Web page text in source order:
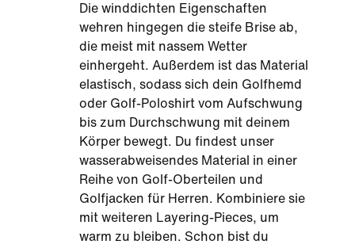
Die winddichten Eigenschaften
wehren hingegen die steife Brise ab,
die meist mit nassem Wetter
einhergeht. Außerdem ist das Material
elastisch, sodass sich dein Golfhemd
oder Golf-Poloshirt vom Aufschwung
bis zum Durchschwung mit deinem
Körper bewegt. Du findest unser
wasserabweisendes Material in einer
Reihe von Golf-Oberteilen und
Golfjacken für Herren. Kombiniere sie
mit weiteren Layering-Pieces, um
warm zu bleiben. Schon bist du